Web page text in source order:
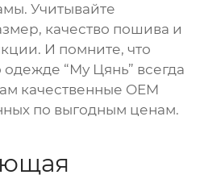
Учитывайте
качество пошива и
И помните, что
“Му Цянь” всегда
качественные OEM
по выгодным ценам.